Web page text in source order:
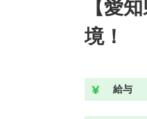
【愛
境！
給与